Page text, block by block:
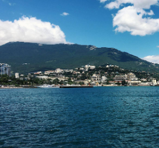
Синоптик отметил, что в Сочи,
Ялте вода пока прогрелась
тепла, в Туапсе — до 18
до 19 градусов.
ЧЕРНОЕ МОРЕ
ПОГОДА
КУПАЛЬНЫЙ СЕЗОН